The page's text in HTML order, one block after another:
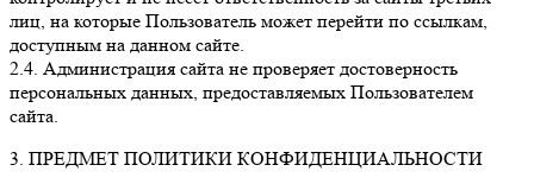
лиц, на которые Пользователь может перейти по ссылкам,
доступным на данном сайте.
2.4. Администрация сайта не проверяет достоверность
персональных данных, предоставляемых Пользователем
сайта.
3. ПРЕДМЕТ ПОЛИТИКИ КОНФИДЕНЦИАЛЬНОСТИ